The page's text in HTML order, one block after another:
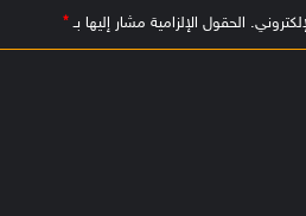
الحقول الإلزامية مشار إليها بـ*